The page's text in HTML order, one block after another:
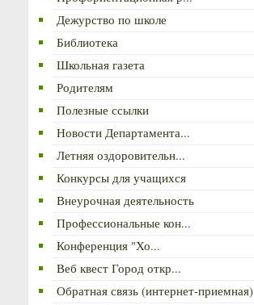
Дежурство по школе
Библиотека
Школьная газета
Родителям
Полезные ссылки
Новости Департамента...
Летняя оздоровительн...
Конкурсы для учащихся
Внеурочная деятельность
Профессиональные кон...
Конференция "Хо...
Веб квест Город откр...
Обратная связь (интернет-приемная)